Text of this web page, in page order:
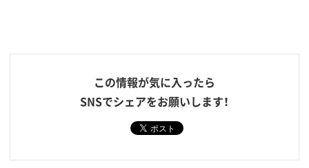
この情報が気に入ったら
SNSでシェアをお願いします！